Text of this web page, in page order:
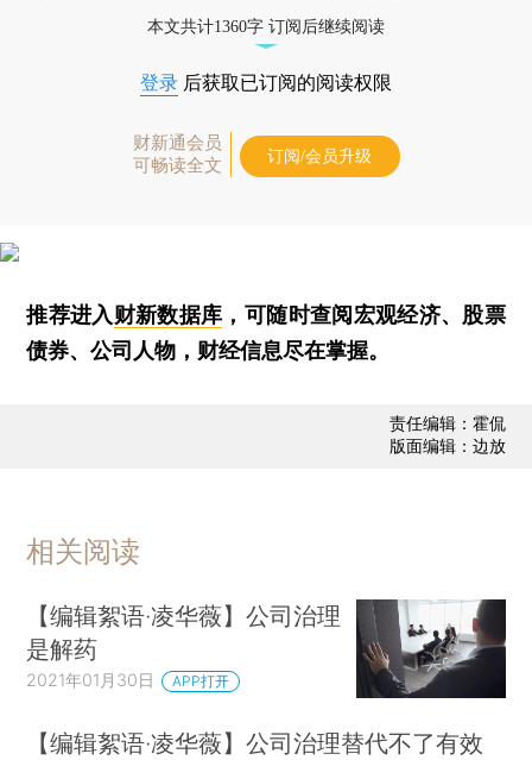
本文共计1360字 订阅后继续阅读
登录 后获取已订阅的阅读权限
财新通会员
可畅读全文
订阅/会员升级
推荐进入财新数据库 ，可随时查阅宏观经济、股票
债券、公司人物，财经信息尽在掌握。
责任编辑：霍侃
版面编辑：边放
相关阅读
【编辑絮语·凌华薇】公司治理
是解药
2021年01月30日 APP打开
【编辑絮语·凌华薇】公司治理替代不了有效